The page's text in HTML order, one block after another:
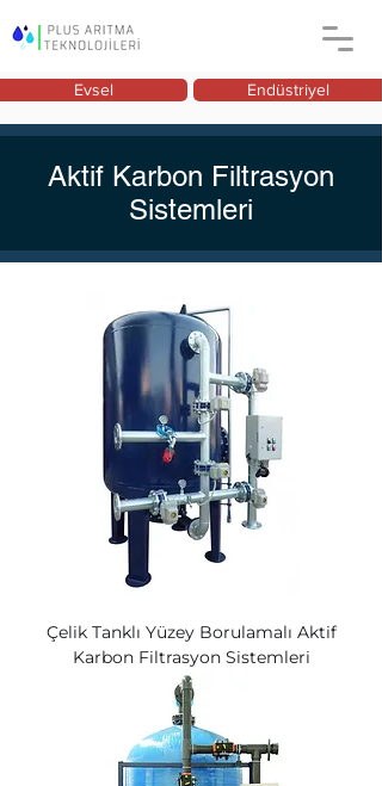
Evsel Endüstriyel
Aktif Karbon Filtrasyon
Sistemleri
Çelik Tanklı Yüzey Borulamalı Aktif
Karbon Filtrasyon Sistemleri